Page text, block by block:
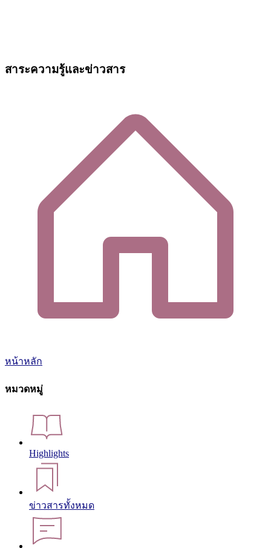
สาระความรู้และข่าวสาร
หน้าหลัก
หมวดหมู่
Highlights
ข่าวสารทั้งหมด